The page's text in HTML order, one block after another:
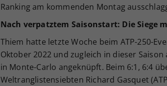
Ranking am kommenden Montag
Nach verpatztem Saisonstart: Die Siege
Thiem hatte letzte Woche beim ATP-250-
Oktober 2022 und zugleich in dieser
in Monte-Carlo angeknüpft. Beim 6:1, 6:4
Weltranglistensiebten Richard Gasquet